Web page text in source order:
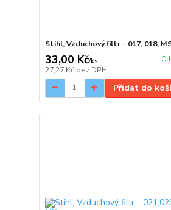
Stihl, Vzduchový filtr - 017, 018,
33,00 Kč/ks
27,27 Kč bez DPH
Přidat do